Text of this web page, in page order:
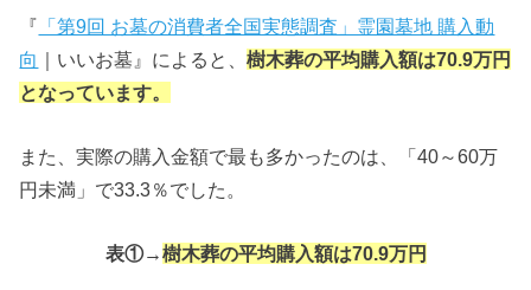
『 「第9回 お墓の消費者全国実態調査」霊園墓地 購入動
向 ｜いいお墓』によると、樹木葬の平均購入額は70.9万円
となっています。
また、実際の購入金額で最も多かったのは、「40～60万
円未満」で33.3％でした。
表①→樹木葬の平均購入額は70.9万円